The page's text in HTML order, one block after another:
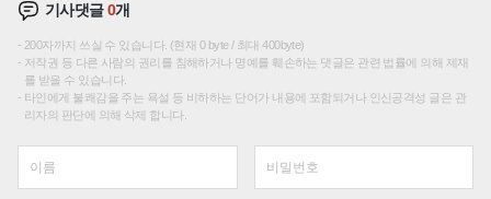
기사댓글0개
200자까지 쓰실 수 있습니다. (현재 0 byte / 최대 400byte)
저작권 등 다른 사람의 권리를 침해하거나 명예를 훼손하는 댓글은 관련 법률에 의해 제재
를 받을 수 있습니다.
타인에게 불쾌감을 주는 욕설 등 비하하는 단어가 내용에 포함되거나 인신공격성 글은 관
리자의 판단에 의해 삭제 합니다.